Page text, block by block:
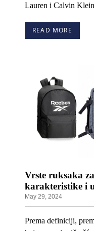
Lauren i Calvin
READ MORE
Vrste ruksaka
karakteristike i
May 29, 2024
Prema definiciji,